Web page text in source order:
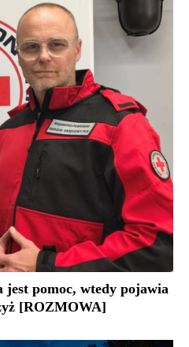
jest pomoc, wtedy pojawia
[ROZMOWA]